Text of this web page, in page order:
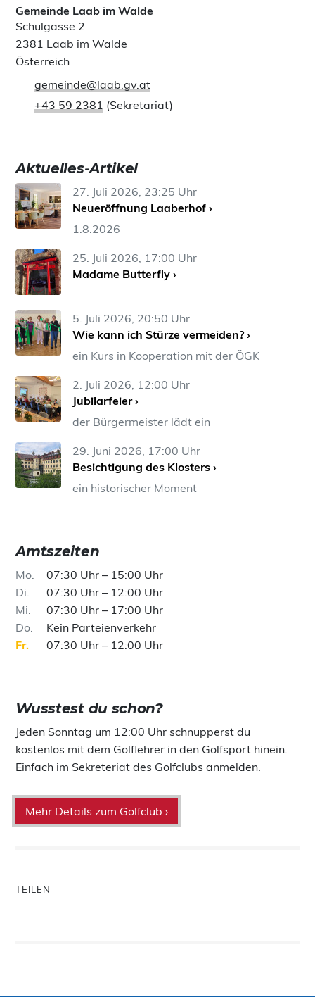
Gemeinde Laab im Walde
Schulgasse 2
2381 Laab im Walde
Österreich
gemeinde@laab.gv.at
+43 59 2381 (Sekretariat)
Aktuelles-Artikel
27. Juli 2026, 23:25 Uhr
Neueröffnung Laaberhof ›
1.8.2026
25. Juli 2026, 17:00 Uhr
Madame Butterfly ›
5. Juli 2026, 20:50 Uhr
Wie kann ich Stürze vermeiden? ›
ein Kurs in Kooperation mit der ÖGK
2. Juli 2026, 12:00 Uhr
Jubilarfeier ›
der Bürgermeister lädt ein
29. Juni 2026, 17:00 Uhr
Besichtigung des Klosters ›
ein historischer Moment
Amtszeiten
Mo
07:30 Uhr – 15:00 Uhr
Di
07:30 Uhr – 12:00 Uhr
Mi
07:30 Uhr – 17:00 Uhr
Do
Kein Parteienverkehr
Fr
07:30 Uhr – 12:00 Uhr
Wusstest du schon?
Jeden Sonntag um 12:00 Uhr schnupperst du
kostenlos mit dem Golflehrer in den Golfsport hinein.
Einfach im Sekreteriat des Golfclubs anmelden.
Mehr Details zum Golfclub ›
TEILEN